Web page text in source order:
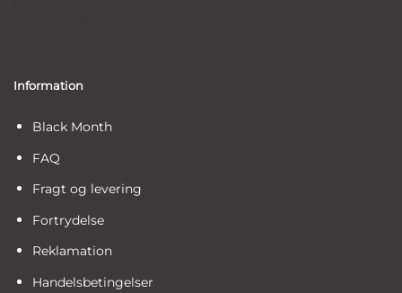
Information
Black Month
FAQ
Fragt og levering
Fortrydelse
Reklamation
Handelsbetingelser